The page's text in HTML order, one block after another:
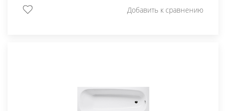
Добавить к сравнению